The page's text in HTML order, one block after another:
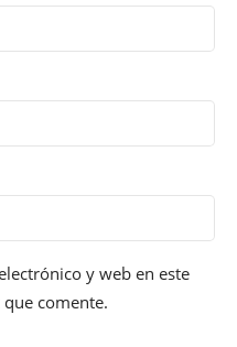
y web en este
comente.